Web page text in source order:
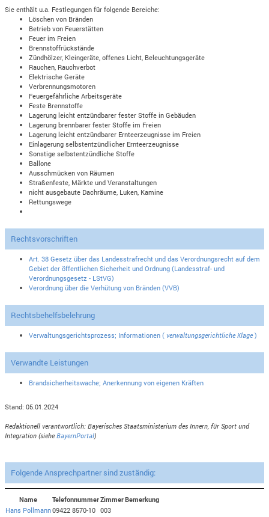
Sie enthält u.a. Festlegungen für folgende Bereiche:
Löschen von Bränden
Betrieb von Feuerstätten
Feuer im Freien
Brennstoffrückstände
Zündhölzer, Kleingeräte, offenes Licht, Beleuchtungsgeräte
Rauchen, Rauchverbot
Elektrische Geräte
Verbrennungsmotoren
Feuergefährliche Arbeitsgeräte
Feste Brennstoffe
Lagerung leicht entzündbarer fester Stoffe in Gebäuden
Lagerung brennbarer fester Stoffe im Freien
Lagerung leicht entzündbarer Ernteerzeugnisse im Freien
Einlagerung selbstentzündlicher Ernteerzeugnisse
Sonstige selbstentzündliche Stoffe
Ballone
Ausschmücken von Räumen
Straßenfeste, Märkte und Veranstaltungen
nicht ausgebaute Dachräume, Luken, Kamine
Rettungswege
Rechtsvorschriften
Art. 38 Gesetz über das Landesstrafrecht und das Verordnungsrecht auf dem
Gebiet der öffentlichen Sicherheit und Ordnung (Landesstraf- und
Verordnungsgesetz - LStVG)
Verordnung über die Verhütung von Bränden (VVB)
Rechtsbehelfsbelehrung
Verwaltungsgerichtsprozess; Informationen ( verwaltungsgerichtliche Klage)
Verwandte Leistungen
Brandsicherheitswache; Anerkennung von eigenen Kräften
Stand: 05.01.2024
Redaktionell verantwortlich: Bayerisches Staatsministerium des Innern, für Sport und
Integration (sieheBayernPortal)
Folgende Ansprechpartner sind zuständig:
Name TelefonnummerZimmerBemerkung
Hans Pollmann09422 8570-10 003